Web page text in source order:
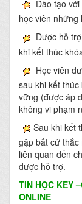
Đào tạo với
học viên
Được hỗ
khi kết thúc
Học viên
sau khi kết
vững (được áp
không vi phạm
Sau khi kết
gặp bất cứ
liên quan đến
được hỗ trợ.
TIN HỌC KEY
ONLINE